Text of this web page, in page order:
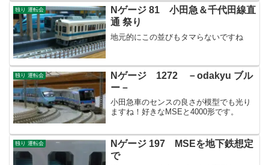
さて昨晩は、蒸し暑い部屋の中で悶々と
しておりました。せ...
独り 運転会
Nゲージ 81 小田急＆千代田線直
通 祭り
地元的にこの並びもタマらないですね
独り 運転会
Nゲージ 1272 －odakyu ブル
ー－
小田急車のセンスの良さが模型でも光り
ますね！好きなMSEと4000形です。
独り 運転会
Nゲージ 197 MSEを地下鉄想定
で